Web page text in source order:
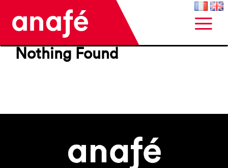
Nothing Found